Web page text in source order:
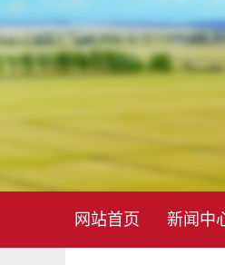
网站首页 新闻中